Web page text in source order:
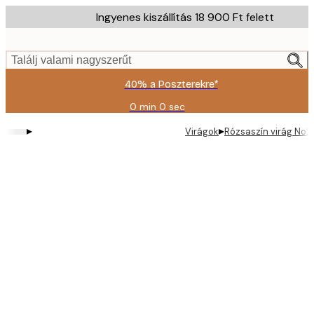
to
content.
Ingyenes kiszállítás 18 900 Ft felett
Találj valami nagyszerűt
40% a Poszterekre*
0 min 0 sec
Érvényes:
2026-
▸ Virágok▸Rózsaszín virág